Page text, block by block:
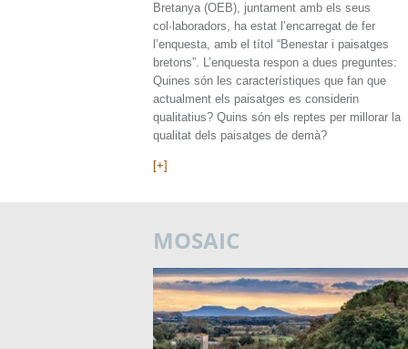
Bretanya (OEB), juntament amb els seus
col·laboradors, ha estat l’encarregat de fer
l’enquesta, amb el títol “Benestar i paisatges
bretons”. L’enquesta respon a dues preguntes:
Quines són les característiques que fan que
actualment els paisatges es considerin
qualitatius? Quins són els reptes per millorar la
qualitat dels paisatges de demà?
[+]
MOSAIC